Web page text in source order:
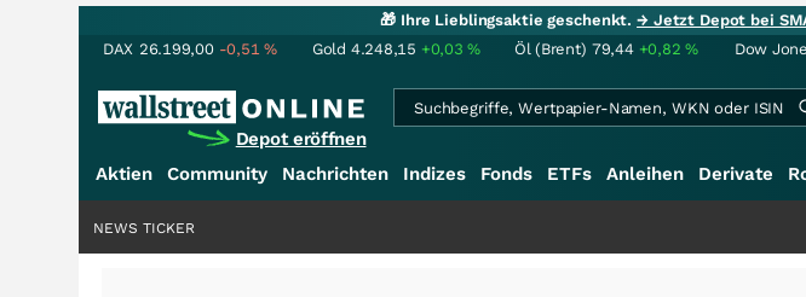
🎁 Ihre Lieblingsaktie geschenkt.→ Jetzt Depot bei
DAX 26.199,00 -0,51% Gold 4.248,15 +0,03% Öl (Brent) 79,44 +0,82% Dow
Depot eröffnen
Aktien Community Nachrichten Indizes Fonds ETFs Anleihen Derivate
NEWS TICKER